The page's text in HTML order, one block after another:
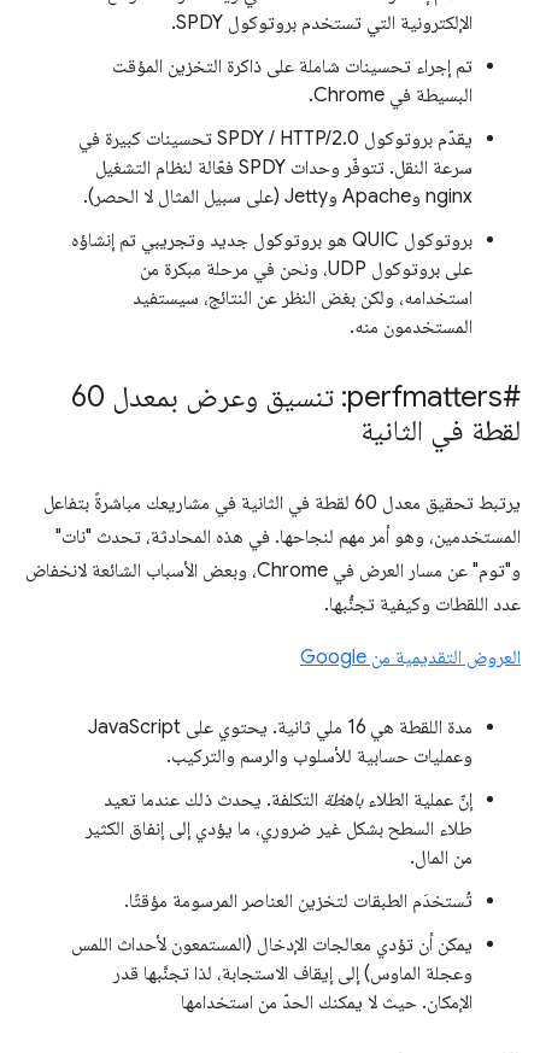
الإلكترونية التي تستخدم بروتوكول SPDY.
تم إجراء تحسينات شاملة على ذاكرة التخزين المؤقت
البسيطة في Chrome.
يقدّم بروتوكول SPDY / HTTP/2.0 تحسينات كبيرة في
سرعة النقل. تتوفّر وحدات SPDY فعّالة لنظام التشغيل
nginx وApache وJetty (على سبيل المثال لا الحصر).
بروتوكول QUIC هو بروتوكول جديد وتجريبي تم إنشاؤه
على بروتوكول UDP، ونحن في مرحلة مبكرة من
استخدامه، ولكن بغض النظر عن النتائج، سيستفيد
المستخدمون منه.
#perfmatters: تنسيق وعرض بمعدل 60
لقطة في الثانية
يرتبط تحقيق معدل 60 لقطة في الثانية في مشاريعك مباشرةً بتفاعل
المستخدمين، وهو أمر مهم لنجاحها. في هذه المحادثة، تحدث "نات"
و"توم" عن مسار العرض في Chrome، وبعض الأسباب الشائعة لانخفاض
عدد اللقطات وكيفية تجنُّبها.
العروض التقديمية من Google
مدة اللقطة هي 16 ملي ثانية. يحتوي على JavaScript
وعمليات حسابية للأسلوب والرسم والتركيب.
إنّ عملية الطلاءباهظة التكلفة. يحدث ذلك عندما تعيد
طلاء السطح بشكل غير ضروري، ما يؤدي إلى إنفاق الكثير
من المال.
تُستخدَم الطبقات لتخزين العناصر المرسومة مؤقتًا.
يمكن أن تؤدي معالجات الإدخال (المستمعون لأحداث اللمس
وعجلة الماوس) إلى إيقاف الاستجابة، لذا تجنَّبها قدر
الإمكان. حيث لا يمكنك الحدّ من استخدامها